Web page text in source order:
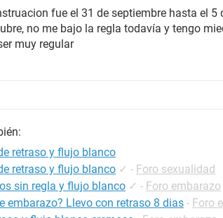
fue el 31 de septiembre hasta el 5
no me bajo la regla todavía y tengo
muy regular
retraso y flujo blanco
retraso y flujo blanco ✓ - Foro sexualidad
sin regla y flujo blanco ✓ - Foro embarazo
embarazo? Llevo con retraso 8 dias - Foro